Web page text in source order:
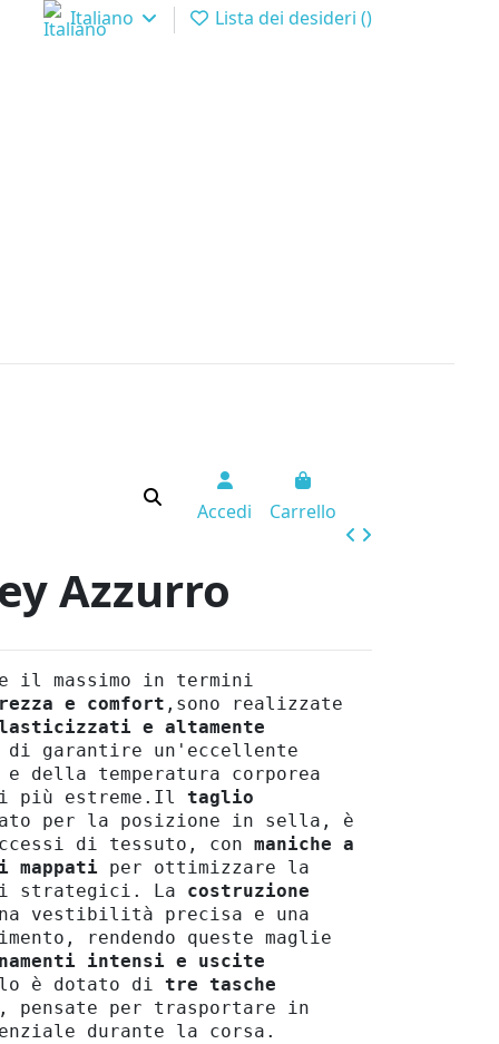
Italiano Lista dei desideri ()
Accedi
Carrello
Azzurro
il massimo in termini
e comfort ,sono realizzate
e altamente
di garantire un'eccellente
della temperatura corporea
più estreme.Il
taglio
per la posizione in sella, è
di tessuto, con maniche a
mappati per ottimizzare la
strategici. La
costruzione
vestibilità precisa e una
rendendo queste maglie
intensi e uscite
è dotato di tre tasche
, pensate per trasportare in
durante la corsa.